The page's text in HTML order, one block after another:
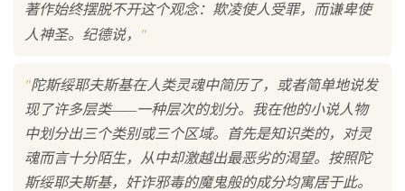
著作始终摆脱不开这个观念：欺凌使人受罪，而谦卑使
人神圣。纪德说，
"
"陀斯绥耶夫斯基在人类灵魂中简历了，或者简单地说发
现了许多层类——一种层次的划分。我在他的小说人物
中划分出三个类别或三个区域。首先是知识类的，对灵
魂而言十分陌生，从中却激越出最恶劣的渴望。按照陀
斯绥耶夫斯基，奸诈邪毒的魔鬼般的成分均寓居于此。